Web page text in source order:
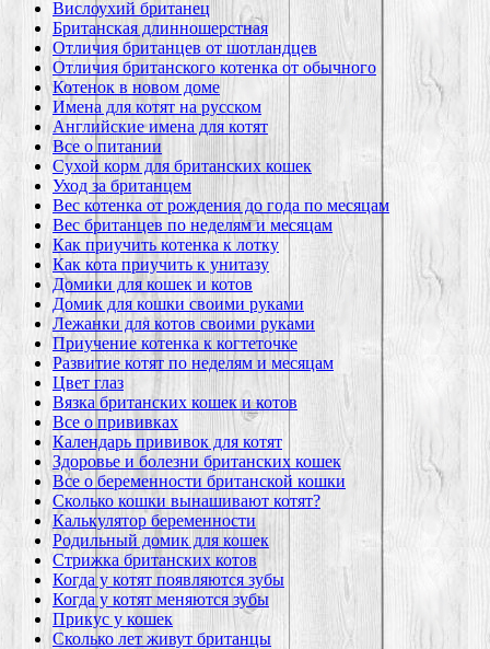
Вислоухий британец
Британская длинношерстная
Отличия британцев от шотландцев
Отличия британского котенка от обычного
Котенок в новом доме
Имена для котят на русском
Английские имена для котят
Все о питании
Сухой корм для британских кошек
Уход за британцем
Вес котенка от рождения до года по месяцам
Вес британцев по неделям и месяцам
Как приучить котенка к лотку
Как кота приучить к унитазу
Домики для кошек и котов
Домик для кошки своими руками
Лежанки для котов своими руками
Приучение котенка к когтеточке
Развитие котят по неделям и месяцам
Цвет глаз
Вязка британских кошек и котов
Все о прививках
Календарь прививок для котят
Здоровье и болезни британских кошек
Все о беременности британской кошки
Сколько кошки вынашивают котят?
Калькулятор беременности
Родильный домик для кошек
Стрижка британских котов
Когда у котят появляются зубы
Когда у котят меняются зубы
Прикус у кошек
Сколько лет живут британцы